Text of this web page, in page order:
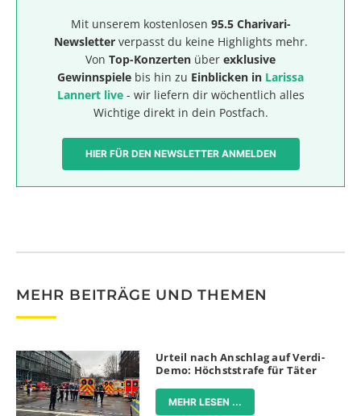
Mit unserem kostenlosen 95.5 Charivari-
Newsletterverpasst du keine Highlights mehr.
Von Top-Konzerten über exklusive
Gewinnspiele bis hin zu Einblicken in Larissa
Lannert live- wir liefern dir wöchentlich alles
Wichtige direkt in dein Postfach.
HIER FÜR DEN NEWSLETTER ANMELDEN
MEHR BEITRÄGE UND THEMEN
Urteil nach Anschlag auf Verdi-
Demo: Höchststrafe für Täter
MEHR LESEN ...